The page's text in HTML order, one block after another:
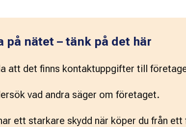
på nätet – tänk på det här
att det finns kontaktuppgifter till
vad andra säger om företaget.
ett starkare skydd när köper du från